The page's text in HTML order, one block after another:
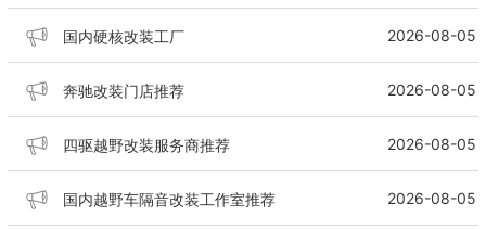
国内硬核改装工厂 2026-08-05
奔驰改装门店推荐 2026-08-05
四驱越野改装服务商推荐 2026-08-05
国内越野车隔音改装工作室推荐 2026-08-05